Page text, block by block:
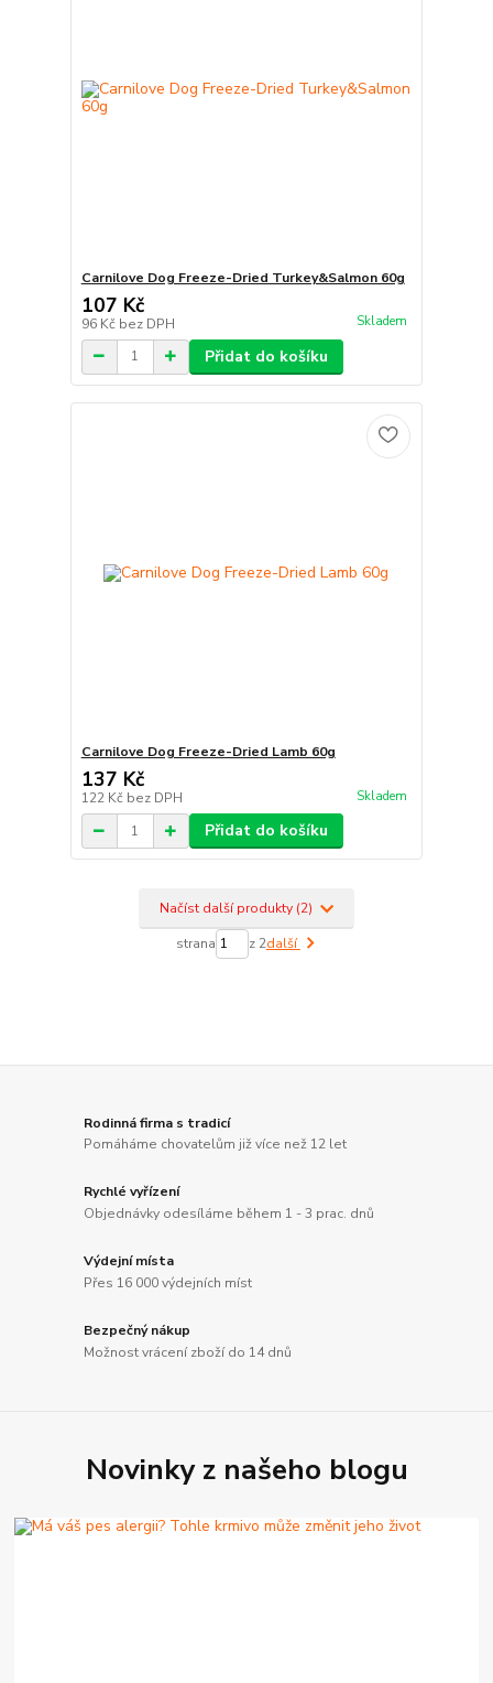
Carnilove Dog Freeze-Dried Turkey&Salmon 60g
107 Kč
96 Kč bez DPH Skladem
Přidat do košíku
Carnilove Dog Freeze-Dried Lamb 60g
137 Kč
122 Kč bez DPH Skladem
Přidat do košíku
Načíst další produkty (2)
strana z 2další
Rodinná firma s tradicí
Pomáháme chovatelům již více než 12 let
Rychlé vyřízení
Objednávky odesíláme během 1 - 3 prac. dnů
Výdejní místa
Přes 16 000 výdejních míst
Bezpečný nákup
Možnost vrácení zboží do 14 dnů
Novinky z našeho blogu